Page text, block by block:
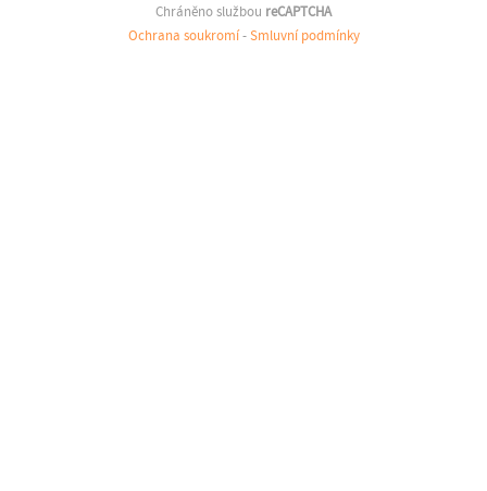
Chráněno službou reCAPTCHA
Ochrana soukromí -Smluvní podmínky